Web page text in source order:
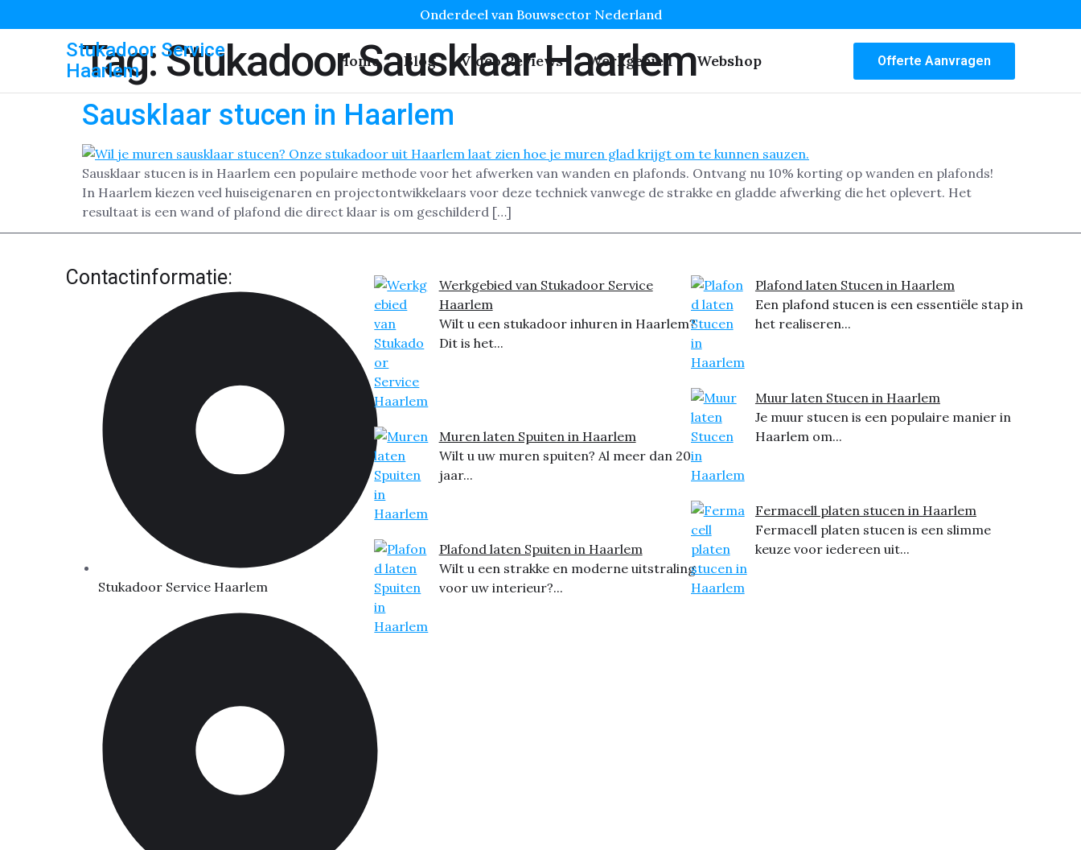
Onderdeel van Bouwsector Nederland
Stukadoor Service
Haarlem
Home Blog Video Reviews Werkgebied Webshop Offerte Aanvragen
Tag:Stukadoor Sausklaar Haarlem
Sausklaar stucen in Haarlem
Sausklaar stucen is in Haarlem een populaire methode voor het afwerken van wanden en plafonds. Ontvang nu 10% korting op wanden en plafonds!
In Haarlem kiezen veel huiseigenaren en projectontwikkelaars voor deze techniek vanwege de strakke en gladde afwerking die het oplevert. Het
resultaat is een wand of plafond die direct klaar is om geschilderd […]
Contactinformatie:
Stukadoor Service Haarlem
Werkgebied van Stukadoor Service
Haarlem
Wilt u een stukadoor inhuren in Haarlem?
Dit is het...
Muren laten Spuiten in Haarlem
Wilt u uw muren spuiten? Al meer dan 20
jaar...
Plafond laten Spuiten in Haarlem
Wilt u een strakke en moderne uitstraling
voor uw interieur?...
Plafond laten Stucen in Haarlem
Een plafond stucen is een essentiële stap in
het realiseren...
Muur laten Stucen in Haarlem
Je muur stucen is een populaire manier in
Haarlem om...
Fermacell platen stucen in Haarlem
Fermacell platen stucen is een slimme
keuze voor iedereen uit...